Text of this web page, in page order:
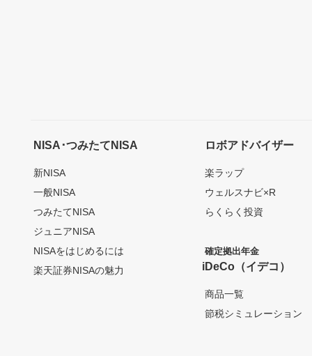
NISA･つみたてNISA
新NISA
一般NISA
つみたてNISA
ジュニアNISA
NISAをはじめるには
楽天証券NISAの魅力
ロボアドバイザー
楽ラップ
ウェルスナビ×R
らくらく投資
確定拠出年金
iDeCo（イデコ）
商品一覧
節税シミュレーション